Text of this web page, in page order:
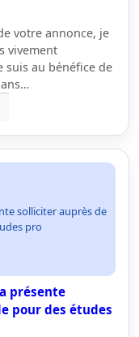
votre annonce, je
vivement
suis au bénéfice de
solliciter auprès de
pro
présente
pour des études